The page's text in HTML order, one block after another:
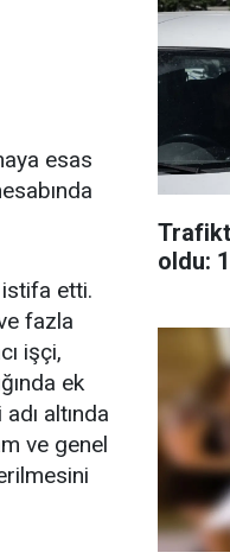
esas
etti.
fazla
işçi,
ek
adı altında
ve genel
oldu: